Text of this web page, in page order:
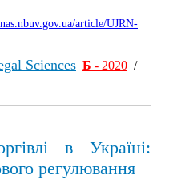
article/UJRN-
Sciences Б - 2020 /
в Україні:
регулювання